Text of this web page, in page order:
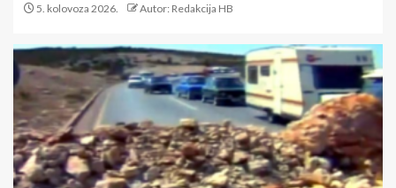
5. kolovoza 2026. Autor: Redakcija HB